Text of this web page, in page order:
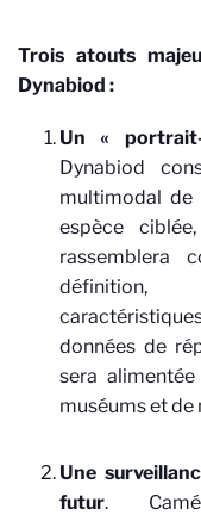
Trois atouts
Dynabiod :
Un «
Dynabiod
multimodal de
espèce
rassemblera
définition,
données de
sera
muséums et
Une
futur.